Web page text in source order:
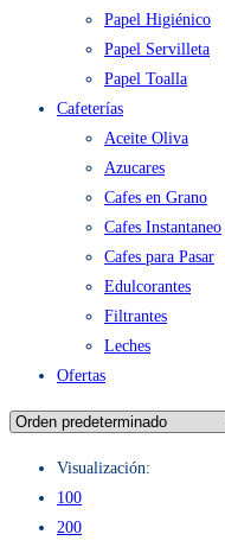
Papel Higiénico
Papel Servilleta
Papel Toalla
Cafeterías
Aceite Oliva
Azucares
Cafes en Grano
Cafes Instantaneo
Cafes para Pasar
Edulcorantes
Filtrantes
Leches
Ofertas
Visualización:
100
200